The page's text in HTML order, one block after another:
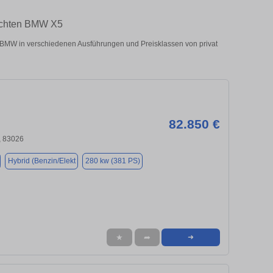
BMW X5
in verschiedenen Ausführungen und Preisklassen von privat
82.850 €
83026
Hybrid (Benzin/Elekt 280 kw (381 PS)
★ ➦ ➜